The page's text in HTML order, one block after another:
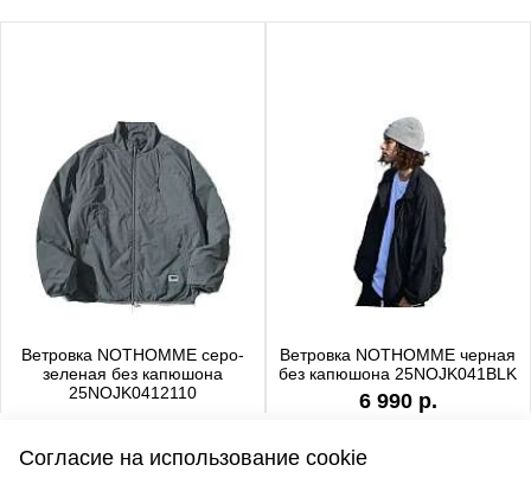
Ветровка NOTHOMME серо-
зеленая без капюшона
25NOJK0412110
Ветровка NOTHOMME черная
без капюшона 25NOJK041BLK
6 990 р.
Согласие на использование cookie